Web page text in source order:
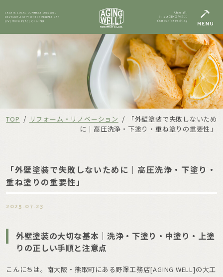
TOP / リフォーム・リノベーション /
「外壁塗装で失敗しないため
に｜高圧洗浄・下塗り・重ね塗りの重要性」
「外壁塗装で失敗しないために｜高圧洗浄・下塗り・
重ね塗りの重要性」
2025.07.23
外壁塗装の大切な基本｜洗浄・下塗り・中塗り・上塗
りの正しい手順と注意点
こんにちは。南大阪・熊取町にある野澤工務店[AGING WELL]の大工